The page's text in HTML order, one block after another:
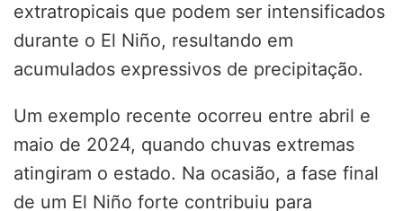
extratropicais que podem ser intensificados
durante o El Niño, resultando em
acumulados expressivos de precipitação.
Um exemplo recente ocorreu entre abril e
maio de 2024, quando chuvas extremas
atingiram o estado. Na ocasião, a fase final
de um El Niño forte contribuiu para